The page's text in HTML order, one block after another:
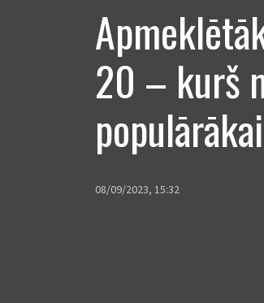
20 – kurš
08/09/2023, 15:32